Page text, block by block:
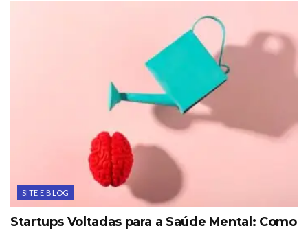
SITE E BLOG
Startups Voltadas para a Saúde Mental: Como